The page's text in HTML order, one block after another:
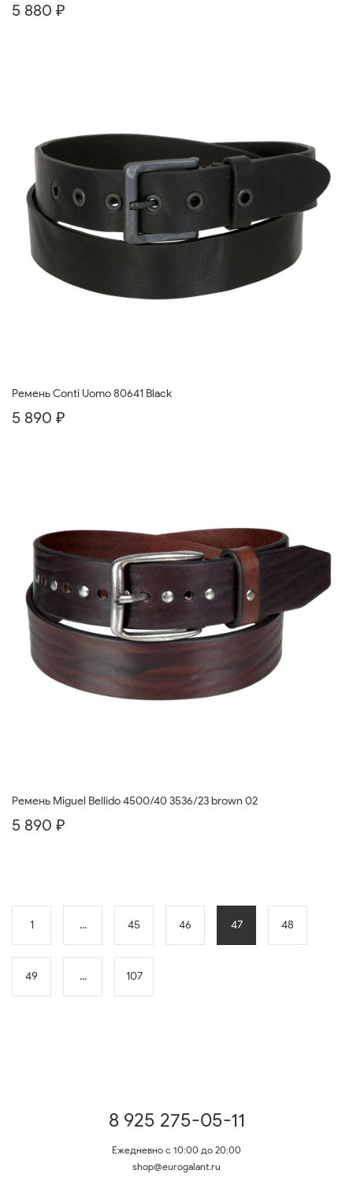
5 880 ₽
Ремень Conti Uomo 80641 Black
5 890 ₽
Ремень Miguel Bellido 4500/40 3536/23 brown 02
5 890 ₽
1 ... 45 46 47 48
49 ... 107
8 925 275-05-11
Ежедневно с 10:00 до 20:00
shop@eurogalant.ru